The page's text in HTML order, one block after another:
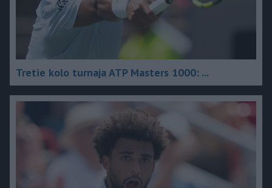
Tretie kolo turnaja ATP Masters 1000: ...